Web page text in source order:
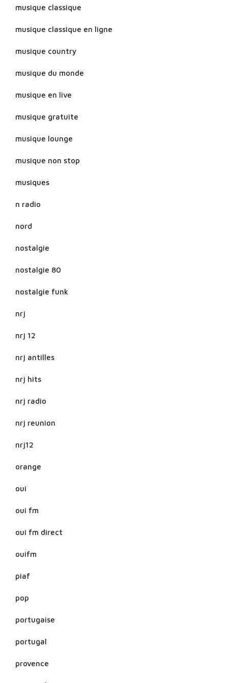
musique classique
musique classique en ligne
musique country
musique du monde
musique en live
musique gratuite
musique lounge
musique non stop
musiques
n radio
nord
nostalgie
nostalgie 80
nostalgie funk
nrj
nrj 12
nrj antilles
nrj hits
nrj radio
nrj reunion
nrj12
orange
oui
oui fm
oui fm direct
ouifm
piaf
pop
portugaise
portugal
provence